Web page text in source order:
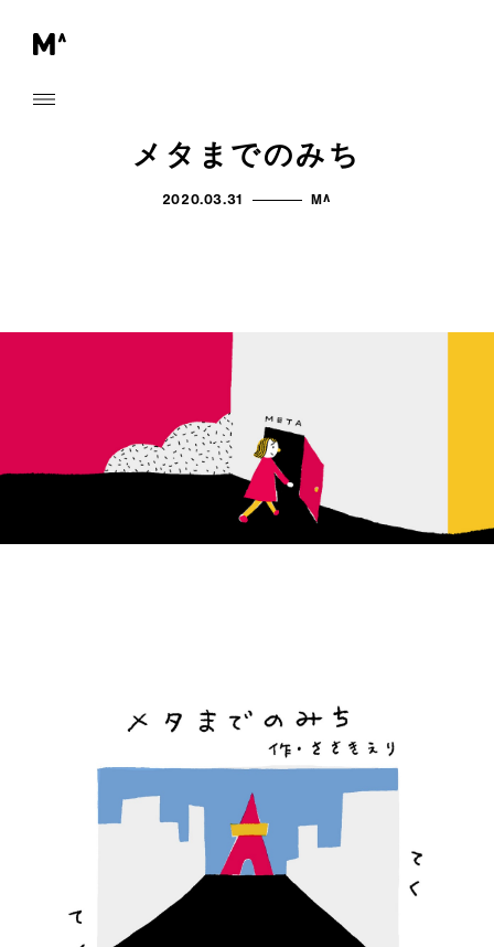
メタまでのみち
2020.03.31 M^